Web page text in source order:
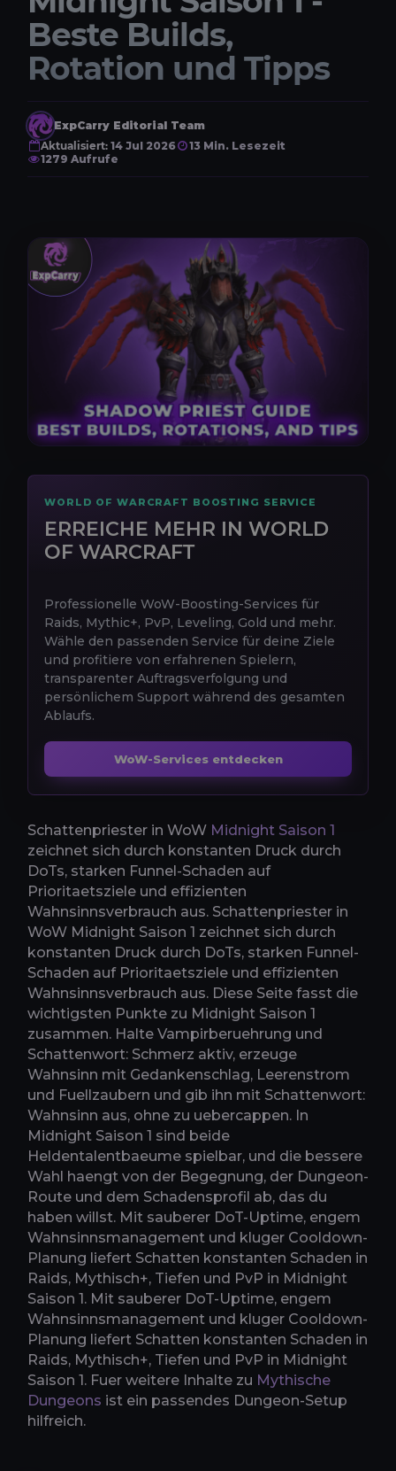
Beste Builds,
Rotation und Tipps
ExpCarry Editorial Team
Aktualisiert: 14 Jul 2026
13 Min. Lesezeit
1279 Aufrufe
WORLD OF WARCRAFT BOOSTING SERVICE
ERREICHE MEHR IN WORLD
OF WARCRAFT
Professionelle WoW-Boosting-Services für
Raids, Mythic+, PvP, Leveling, Gold und mehr.
Wähle den passenden Service für deine Ziele
und profitiere von erfahrenen Spielern,
transparenter Auftragsverfolgung und
persönlichem Support während des gesamten
Ablaufs.
WoW-Services entdecken
Schattenpriester in WoW Midnight Saison 1
zeichnet sich durch konstanten Druck durch
DoTs, starken Funnel-Schaden auf
Prioritaetsziele und effizienten
Wahnsinnsverbrauch aus. Schattenpriester in
WoW Midnight Saison 1 zeichnet sich durch
konstanten Druck durch DoTs, starken Funnel-
Schaden auf Prioritaetsziele und effizienten
Wahnsinnsverbrauch aus. Diese Seite fasst die
wichtigsten Punkte zu Midnight Saison 1
zusammen. Halte Vampirberuehrung und
Schattenwort: Schmerz aktiv, erzeuge
Wahnsinn mit Gedankenschlag, Leerenstrom
und Fuellzaubern und gib ihn mit Schattenwort:
Wahnsinn aus, ohne zu uebercappen. In
Midnight Saison 1 sind beide
Heldentalentbaeume spielbar, und die bessere
Wahl haengt von der Begegnung, der Dungeon-
Route und dem Schadensprofil ab, das du
haben willst. Mit sauberer DoT-Uptime, engem
Wahnsinnsmanagement und kluger Cooldown-
Planung liefert Schatten konstanten Schaden in
Raids, Mythisch+, Tiefen und PvP in Midnight
Saison 1. Mit sauberer DoT-Uptime, engem
Wahnsinnsmanagement und kluger Cooldown-
Planung liefert Schatten konstanten Schaden in
Raids, Mythisch+, Tiefen und PvP in Midnight
Saison 1. Fuer weitere Inhalte zu Mythische
Dungeons ist ein passendes Dungeon-Setup
hilfreich.